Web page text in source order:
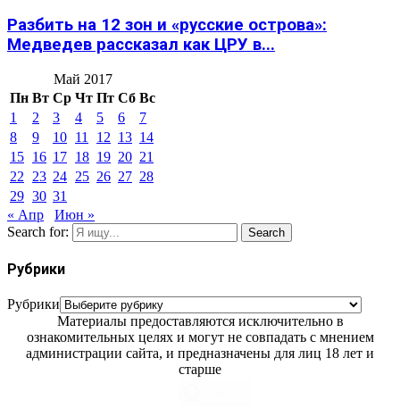
Разбить на 12 зон и «русские острова»:
Медведев рассказал как ЦРУ в...
Май 2017
Пн Вт Ср Чт Пт Сб Вс
1
2 3 4 5 6
7
8
9 10 11 12 13 14
15 16 17 18 19 20 21
22
23 24 25 26 27 28
29 30 31
« Апр
Июн »
Search for:
Search
Рубрики
Рубрики
Материалы предоставляются исключительно в
ознакомительных целях и могут не совпадать с мнением
администрации сайта, и предназначены для лиц 18 лет и
старше